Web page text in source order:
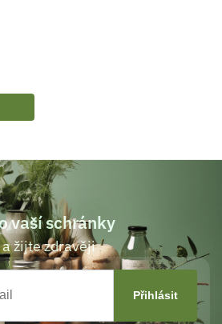
vaší schránky
žijte zdravěji